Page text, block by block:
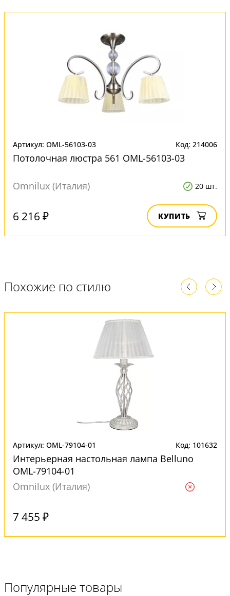
Артикул: OML-56103-03 Код: 214006
Потолочная люстра 561 OML-56103-03
Omnilux (Италия) 20 шт.
6 216 ₽ КУПИТЬ
Похожие по стилю
Артикул: OML-79104-01 Код: 101632
Интерьерная настольная лампа Belluno
OML-79104-01
Omnilux (Италия)
7 455 ₽
Популярные товары